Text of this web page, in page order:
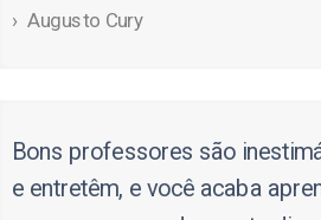
Augusto Cury
Bons professores são
e entretêm, e você acaba